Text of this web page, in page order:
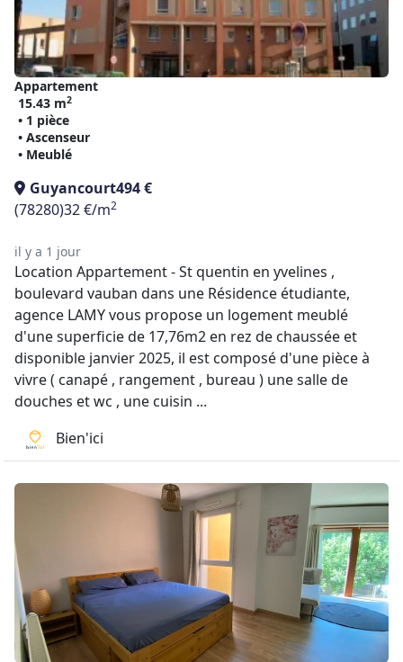
Appartement
15.43 m2
• 1 pièce
• Ascenseur
• Meublé
Guyancourt494 €
(78280)32 €/m2
il y a 1 jour
Location Appartement - St quentin en yvelines ,
boulevard vauban dans une Résidence étudiante,
agence LAMY vous propose un logement meublé
d'une superficie de 17,76m2 en rez de chaussée et
disponible janvier 2025, il est composé d'une pièce à
vivre ( canapé , rangement , bureau ) une salle de
douches et wc , une cuisin ...
Bien'ici